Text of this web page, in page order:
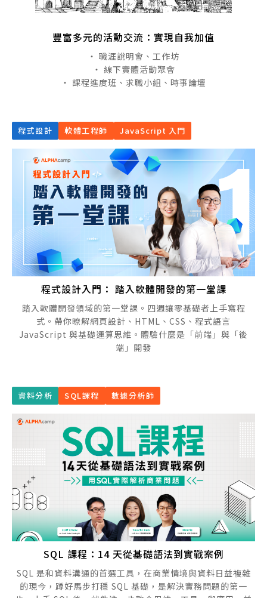
豐富多元的活動交流：實現自我加值
・ 職涯說明會、工作坊
・ 線下實體活動聚會
・ 課程進度班、求職小組、時事論壇
程式設計 軟體工程師 JavaScript 入門
程式設計入門： 踏入軟體開發的第一堂課
踏入軟體開發領域的第一堂課。四週讓零基礎者上手寫程
式。帶你暸解網頁設計、HTML、CSS、程式語言
JavaScript 與基礎運算思維。體驗什麼是「前端」與「後
端」開發
資料分析 SQL課程 數據分析師
SQL 課程：14 天從基礎語法到實戰案例
SQL 是和資料溝通的首選工具，在商業情境與資料日益複雜
的現今，蹲好馬步打穩 SQL 基礎，是解決實務問題的第一